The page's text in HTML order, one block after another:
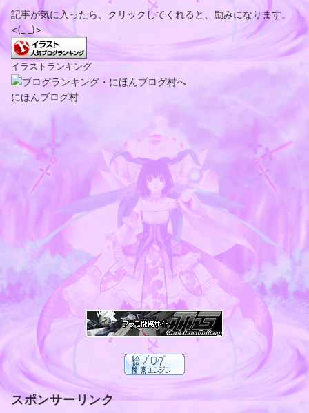
記事が気に入ったら、クリックしてくれると、励みになります。
<(_ _)>
イラストランキング
にほんブログ村
スポンサーリンク